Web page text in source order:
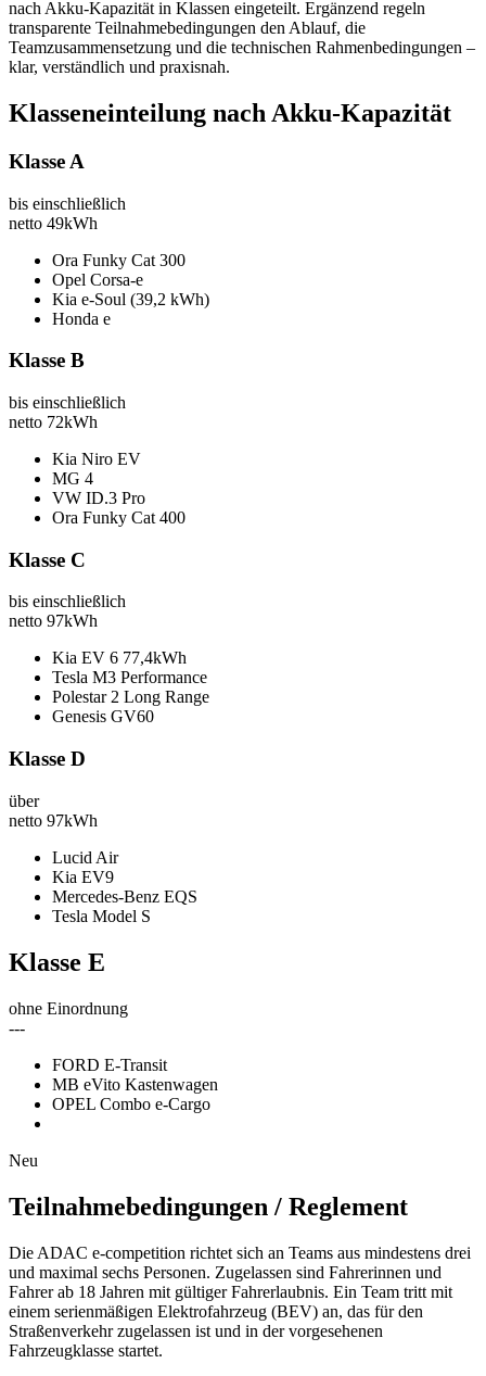
nach Akku‑Kapazität in Klassen eingeteilt. Ergänzend regeln
transparente Teilnahmebedingungen den Ablauf, die
Teamzusammensetzung und die technischen Rahmenbedingungen –
klar, verständlich und praxisnah.
Klasseneinteilung nach Akku-Kapazität
Klasse A
bis einschließlich
netto 49kWh
Ora Funky Cat 300
Opel Corsa-e
Kia e-Soul (39,2 kWh)
Honda e
Klasse B
bis einschließlich
netto 72kWh
Kia Niro EV
MG 4
VW ID.3 Pro
Ora Funky Cat 400
Klasse C
bis einschließlich
netto 97kWh
Kia EV 6 77,4kWh
Tesla M3 Performance
Polestar 2 Long Range
Genesis GV60
Klasse D
über
netto 97kWh
Lucid Air
Kia EV9
Mercedes-Benz EQS
Tesla Model S
Klasse E
ohne Einordnung
---
FORD E-Transit
MB eVito Kastenwagen
OPEL Combo e-Cargo
Neu
Teilnahmebedingungen / Reglement
Die ADAC e‑competition richtet sich an Teams aus mindestens drei
und maximal sechs Personen. Zugelassen sind Fahrerinnen und
Fahrer ab 18 Jahren mit gültiger Fahrerlaubnis. Ein Team tritt mit
einem serienmäßigen Elektrofahrzeug (BEV) an, das für den
Straßenverkehr zugelassen ist und in der vorgesehenen
Fahrzeugklasse startet.